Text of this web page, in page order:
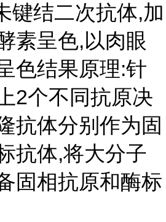
键结二次抗体,加
素呈色,以肉眼
色结果原理:针
2个不同抗原决
抗体分别作为固
抗体,将大分子
固相抗原和酶标